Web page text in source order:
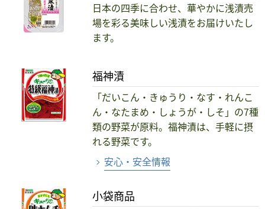
日本の四季に合わせ、華やかに浅漬売
場を彩る美味しい浅漬をお届けいたし
ます。
福神漬
「だいこん・きゅうり・なす・れんこ
ん・なたまめ・しょうが・しそ」の7種
類の野菜が原料。福神漬は、手軽に摂
れる野菜です。
安心・安全情報
小袋商品